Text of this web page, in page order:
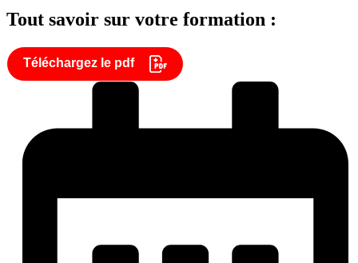
Tout savoir sur votre formation :
Téléchargez le pdf